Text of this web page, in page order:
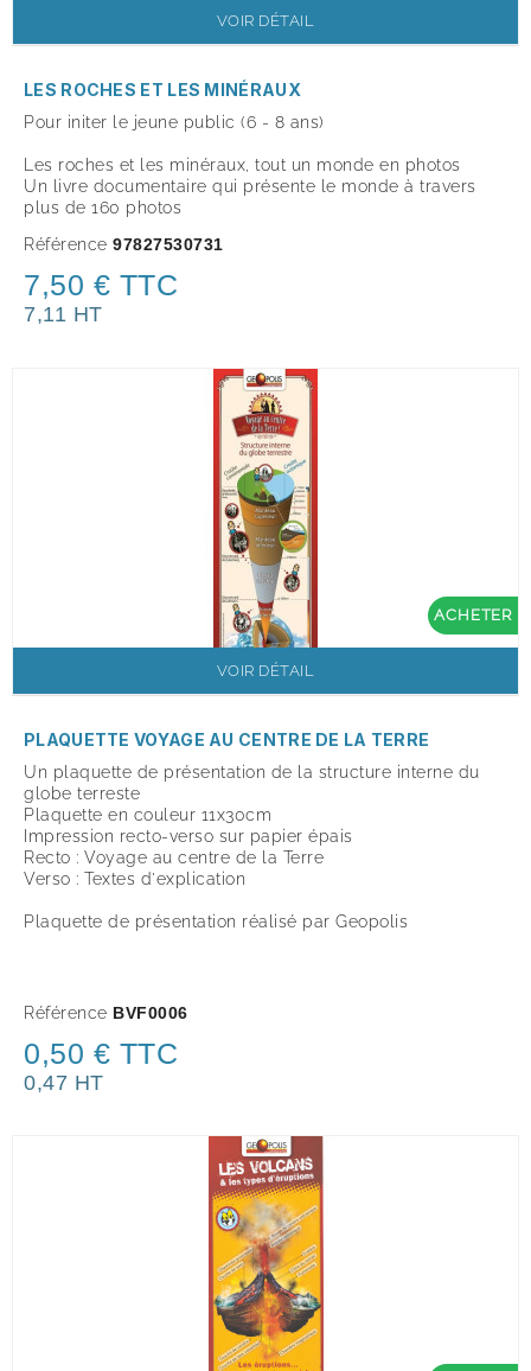
VOIR DÉTAIL
LES ROCHES ET LES MINÉRAUX
Pour initer le jeune public (6 - 8 ans)
Les roches et les minéraux, tout un monde en photos
Un livre documentaire qui présente le monde à travers
plus de 160 photos
Référence 97827530731
7,50 € TTC
7,11 HT
ACHETER
VOIR DÉTAIL
PLAQUETTE VOYAGE AU CENTRE DE LA TERRE
Un plaquette de présentation de la structure interne du
globe terreste
Plaquette en couleur 11x30cm
Impression recto-verso sur papier épais
Recto : Voyage au centre de la Terre
Verso : Textes d'explication
Plaquette de présentation réalisé par Geopolis
Référence BVF0006
0,50 € TTC
0,47 HT